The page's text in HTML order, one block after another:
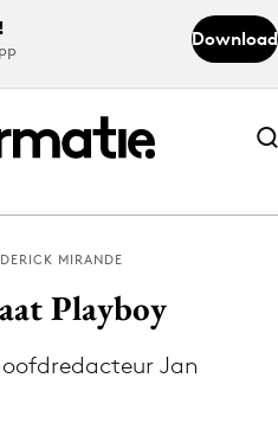
Download
Abonneer nu
Abonneer nu
de app
via de Adformatie
MIRANDE
Playboy
Jan